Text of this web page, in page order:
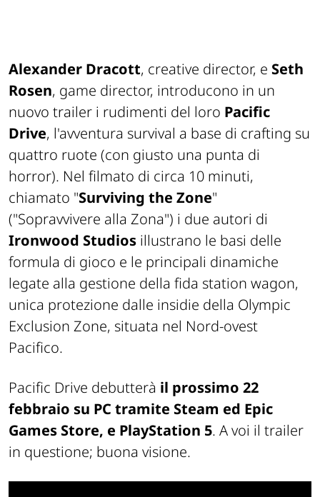
Alexander Dracott, creative director, e Seth
Rosen, game director, introducono in un
nuovo trailer i rudimenti del loro Pacific
Drive, l'avventura survival a base di crafting su
quattro ruote (con giusto una punta di
horror). Nel filmato di circa 10 minuti,
chiamato "Surviving the Zone"
("Sopravvivere alla Zona") i due autori di
Ironwood Studios illustrano le basi delle
formula di gioco e le principali dinamiche
legate alla gestione della fida station wagon,
unica protezione dalle insidie della Olympic
Exclusion Zone, situata nel Nord-ovest
Pacifico.
Pacific Drive debutterà il prossimo 22
febbraio su PC tramite Steam ed Epic
Games Store, e PlayStation 5. A voi il trailer
in questione; buona visione.